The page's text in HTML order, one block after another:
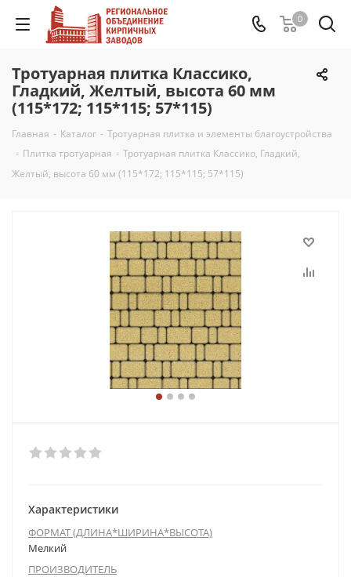
0
Тротуарная плитка Классико,
Гладкий, Желтый, высота 60 мм
(115*172; 115*115; 57*115)
Главная - Каталог - Тротуарная плитка и элементы благоустройства
- Плитка тротуарная - Тротуарная плитка Классико, Гладкий,
Желтый, высота 60 мм (115*172; 115*115; 57*115)
Характеристики
ФОРМАТ (ДЛИНА*ШИРИНА*ВЫСОТА)
Мелкий
ПРОИЗВОДИТЕЛЬ